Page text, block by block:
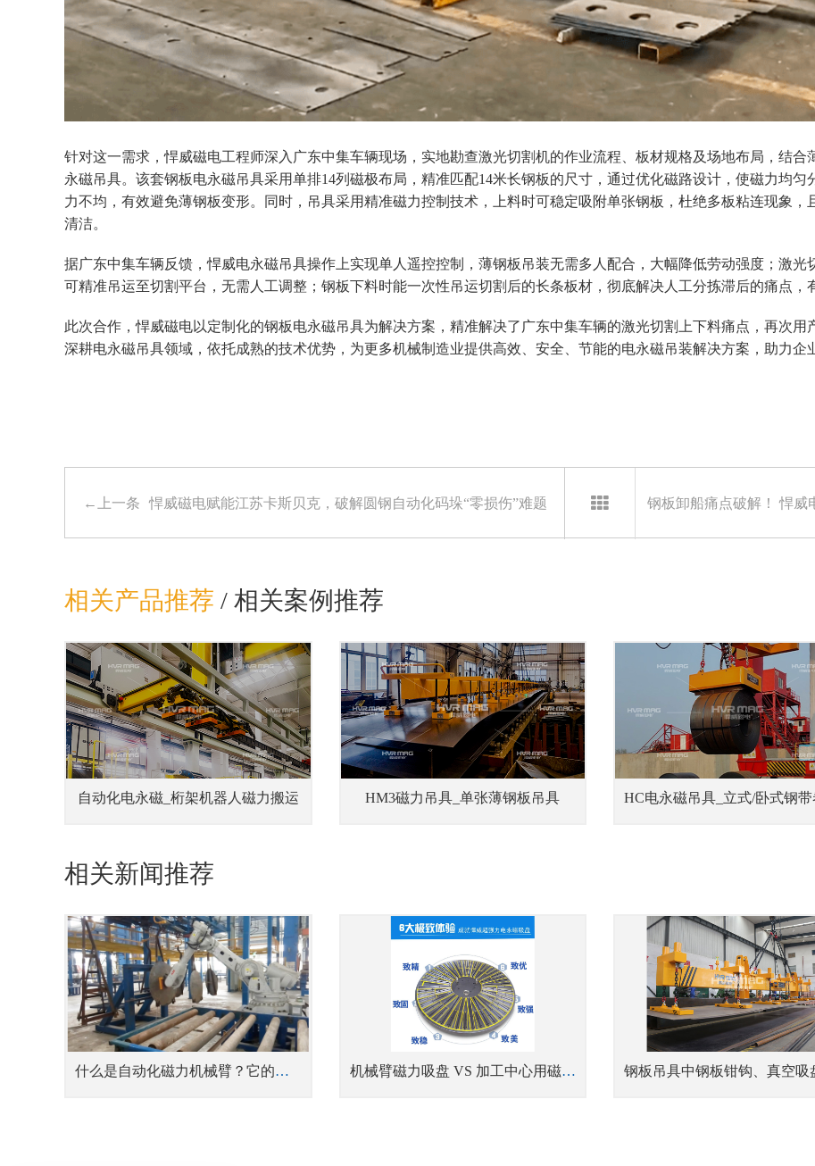
针对这一需求，悍威磁电工程师深入广东中集车辆现场，实地勘查激光切割机的作业流程、板材规格及场地布局，结
永磁吊具。该套钢板电永磁吊具采用单排14列磁极布局，精准匹配14米长钢板的尺寸，通过优化磁路设计，使磁力均
力不均，有效避免薄钢板变形。同时，吊具采用精准磁力控制技术，上料时可稳定吸附单张钢板，杜绝多板粘连现象
清洁。
据广东中集车辆反馈，悍威电永磁吊具操作上实现单人遥控控制，薄钢板吊装无需多人配合，大幅降低劳动强度；激光
可精准吊运至切割平台，无需人工调整；钢板下料时能一次性吊运切割后的长条板材，彻底解决人工分拣滞后的痛点，
此次合作，悍威磁电以定制化的钢板电永磁吊具为解决方案，精准解决了广东中集车辆的激光切割上下料痛点，再次
深耕电永磁吊具领域，依托成熟的技术优势，为更多机械制造业提供高效、安全、节能的电永磁吊装解决方案，助力企
←上一条 悍威磁电赋能江苏卡斯贝克，破解圆钢自动化码垛“零损伤”难题 钢板卸船痛点破解！ 悍威
相关产品推荐 / 相关案例推荐
自动化电永磁_桁架机器人磁力搬运 HM3磁力吊具_单张薄钢板吊具
相关新闻推荐
什么是自动化磁力机械臂？它的用途是什么？ 机械臂磁力吸盘 VS 加工中心用磁力吸盘,区别在哪儿？